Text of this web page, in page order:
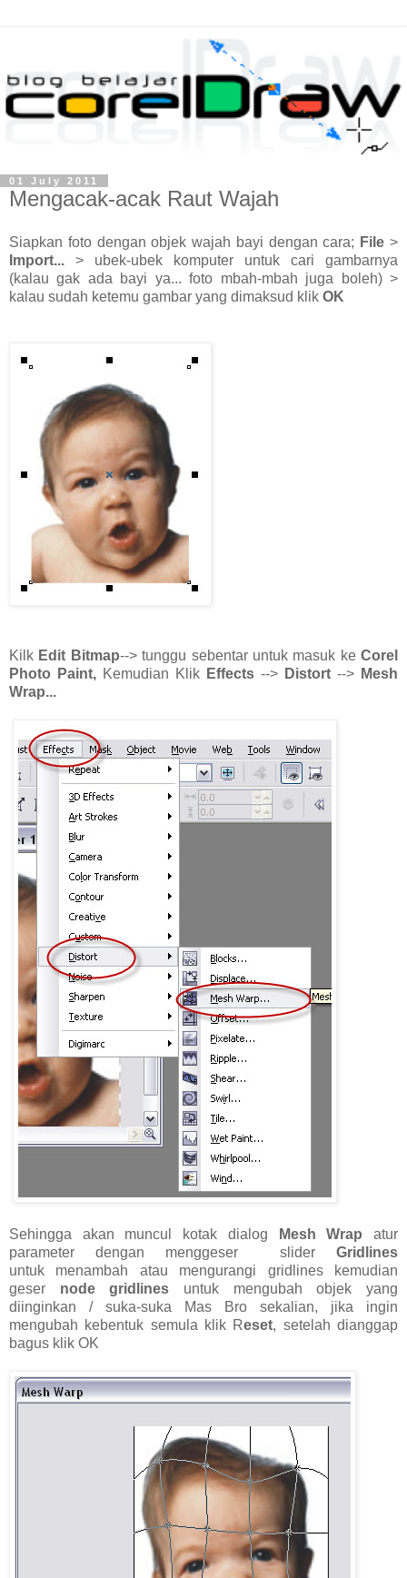
01 July 2011
Mengacak-acak Raut Wajah
Siapkan foto dengan objek wajah bayi dengan cara; File >
Import... > ubek-ubek komputer untuk cari gambarnya
(kalau gak ada bayi ya... foto mbah-mbah juga boleh) >
kalau sudah ketemu gambar yang dimaksud klik OK
Kilk Edit Bitmap--> tunggu sebentar untuk masuk ke Corel
Photo Paint, Kemudian Klik Effects --> Distort --> Mesh
Wrap...
Sehingga akan muncul kotak dialog Mesh Wrap atur
parameter dengan menggeser slider Gridlines
untuk menambah atau mengurangi gridlines kemudian
geser node gridlines untuk mengubah objek yang
diinginkan / suka-suka Mas Bro sekalian, jika ingin
mengubah kebentuk semula klik Reset, setelah dianggap
bagus klik OK